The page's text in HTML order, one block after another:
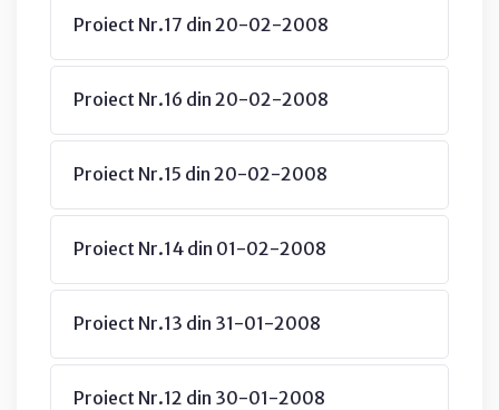
Proiect Nr.17 din 20-02-2008
Proiect Nr.16 din 20-02-2008
Proiect Nr.15 din 20-02-2008
Proiect Nr.14 din 01-02-2008
Proiect Nr.13 din 31-01-2008
Proiect Nr.12 din 30-01-2008